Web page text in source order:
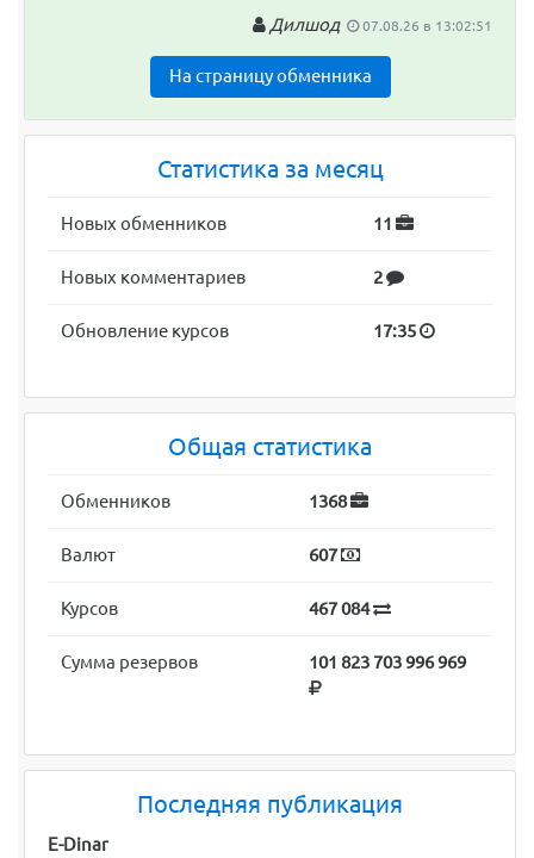
Дилшод 07.08.26 в 13:02:51
На страницу обменника
Статистика за месяц
Новых обменников 11
Новых комментариев 2
Обновление курсов 17:35
Общая статистика
Обменников 1368
Валют 607
Курсов 467 084
Сумма резервов 101 823 703 996 969
Последняя публикация
E-Dinar